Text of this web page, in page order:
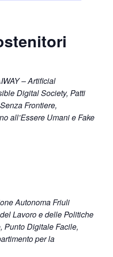
– Artificial
Digital Society, Patti
Frontiere,
all’Essere Umani e Fake
Autonoma Friuli
Lavoro e delle Politiche
Punto Digitale Facile,
per la